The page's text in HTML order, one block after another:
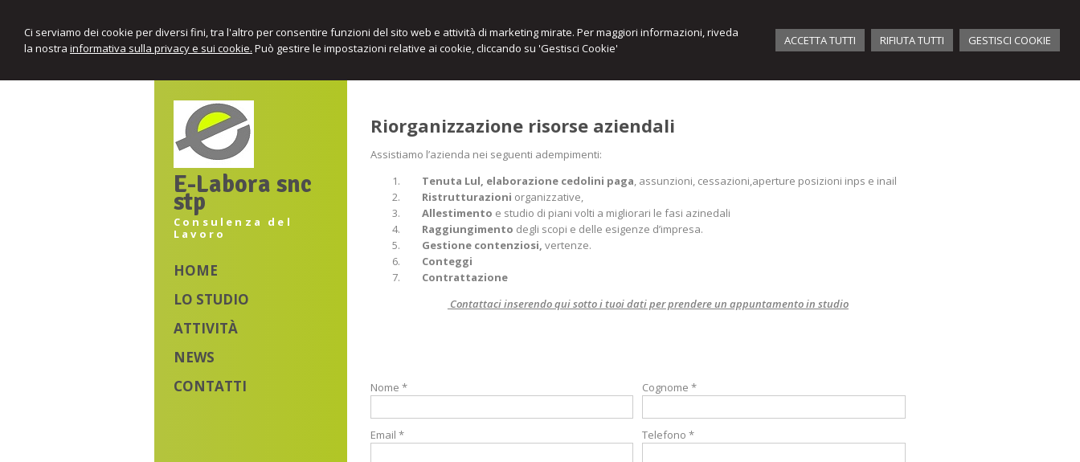
Ci serviamo dei cookie per diversi fini, tra l'altro per consentire funzioni del sito web e attività di marketing mirate. Per maggiori informazioni, riveda
la nostra informativa sulla privacy e sui cookie. Può gestire le impostazioni relative ai cookie, cliccando su 'Gestisci Cookie'
ACCETTA TUTTI RIFIUTA TUTTI GESTISCI COOKIE
E-Labora snc
stp
Consulenza del
Lavoro
HOME
LO STUDIO
ATTIVITÀ
NEWS
CONTATTI
Riorganizzazione risorse aziendali
Assistiamo l’azienda nei seguenti adempimenti:
Tenuta Lul, elaborazione cedolini paga, assunzioni, cessazioni,aperture posizioni inps e inail
Ristrutturazioni organizzative,
Allestimento e studio di piani volti a migliorari le fasi azinedali
Raggiungimento degli scopi e delle esigenze d’impresa.
Gestione contenziosi, vertenze.
Conteggi
Contrattazione
Contattaci inserendo qui sotto i tuoi dati per prendere un appuntamento in studio
Nome * Cognome *
Email * Telefono *